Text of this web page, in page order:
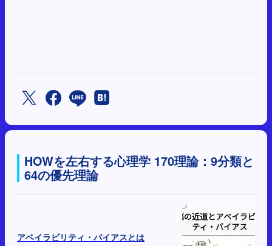
HOWを左右する心理学 170理論：9分類と
64の優先理論
アベイラビリティ・バイアスとは